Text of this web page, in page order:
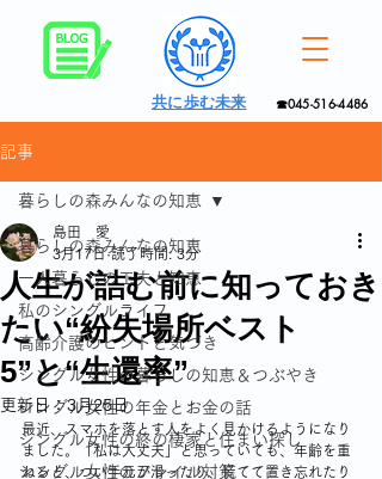
☎045-516-4486
共に歩む未来
記事
暮らしの森みんなの知恵
一人暮らしの工夫と知恵
私のシングルライフ
高齢介護のヒントと気づき
シングル女性の暮らしの知恵＆つぶやき
シングル女性の年金とお金の話
シングル女性の終の棲家と住まい探し
シングル女性のフレイル対策
暮らしの森みんなの知恵
人生が詰む前に知っておき
たい“紛失場所ベスト
5”と“生還率”
島田 愛
3月17日 読了時間: 3分
更新日：3月25日
最近、スマホを落とす人をよく見かけるようになり
ました。「私は大丈夫」と思っていても、年齢を重
ねると、つい手元が滑ったり、慌てて置き忘れたり